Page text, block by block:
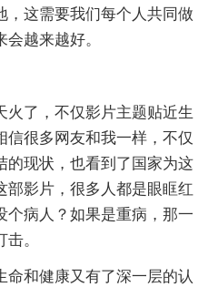
，这需要我们每个人共同做
越来越好。
火了，不仅影片主题贴近生
信很多网友和我一样，不仅
的现状，也看到了国家为这
部影片，很多人都是眼眶红
个病人？如果是重病，那一
。
命和健康又有了深一层的认